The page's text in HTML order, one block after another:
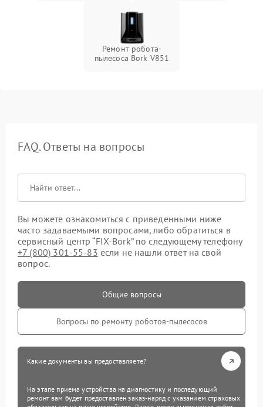
Ремонт робота-
пылесоса Bork V851
FAQ. Ответы на вопросы
Вы можете ознакомиться с приведенными ниже
часто задаваемыми вопросами, либо обратиться в
сервисный центр “FIX-Bork” по следующему телефону
+7 (800) 301-55-83 если не нашли ответ на свой
вопрос.
Общие вопросы
Вопросы по ремонту роботов-пылесосов
Какие документы вы предоставляете?
На этапе приема устройства на диагностику и последующий
ремонт вам будет предоставлен заказ-наряд с указанием страховых